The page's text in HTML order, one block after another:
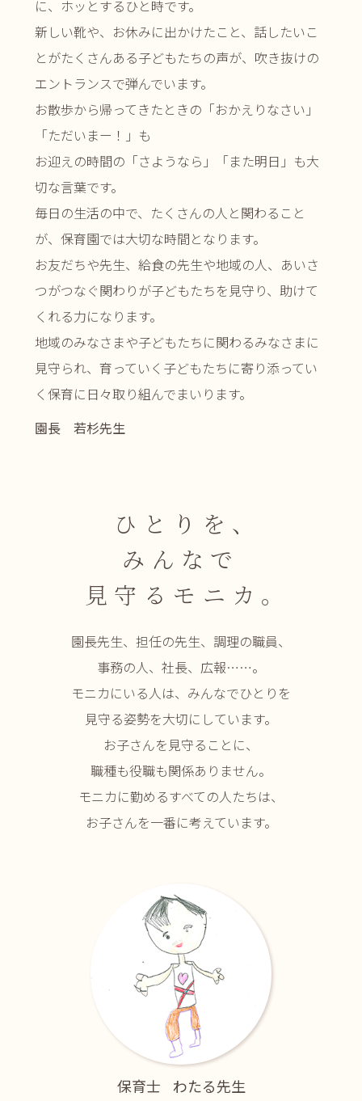
に、ホッとするひと時です。
新しい靴や、お休みに出かけたこと、話したいこ
とがたくさんある子どもたちの声が、吹き抜けの
エントランスで弾んでいます。
お散歩から帰ってきたときの「おかえりなさい」
「ただいまー！」も
お迎えの時間の「さようなら」「また明日」も大
切な言葉です。
毎日の生活の中で、たくさんの人と関わること
が、保育園では大切な時間となります。
お友だちや先生、給食の先生や地域の人、あいさ
つがつなぐ関わりが子どもたちを見守り、助けて
くれる力になります。
地域のみなさまや子どもたちに関わるみなさまに
見守られ、育っていく子どもたちに寄り添ってい
く保育に日々取り組んでまいります。
園長 若杉先生
ひとりを 、
みんなで
見守るモニカ 。
園長先生、担任の先生、調理の職員、
事務の人、社長、広報……。
モニカにいる人は、みんなでひとりを
見守る姿勢を大切にしています。
お子さんを見守ることに、
職種も役職も関係ありません。
モニカに勤めるすべての人たちは、
お子さんを一番に考えています。
保育士 わたる先生